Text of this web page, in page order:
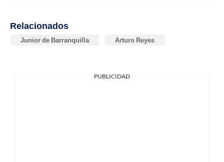
Relacionados
Junior de Barranquilla Arturo Reyes
PUBLICIDAD